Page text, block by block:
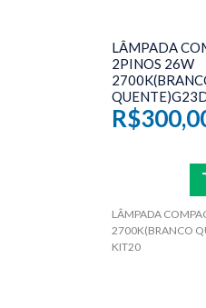
LÂMPADA
2PINOS 26W
LÂMPADA
2700K(BRANCO
KIT20